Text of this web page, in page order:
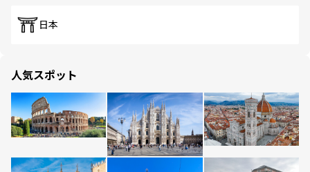
日本
人気スポット